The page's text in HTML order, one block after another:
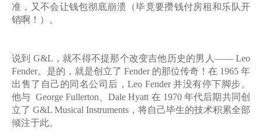
准，又不会让钱包彻底崩溃（毕竟要攒钱付房租和乐队开
销啊！）。
说到 G&L，就不得不提那个改变吉他历史的男人——Leo
Fender。是的，就是创立了 Fender 的那位传奇！在 1965 年
出售了自己的同名公司后，Leo Fender 并没有停下脚步。
他与 George Fullerton、Dale Hyatt 在 1970 年代后期共同创
立了 G&L Musical Instruments ，将自己毕生的技术积累全部
倾注于此。